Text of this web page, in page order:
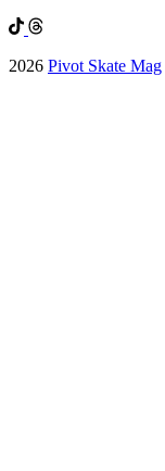
2026 Pivot Skate Mag